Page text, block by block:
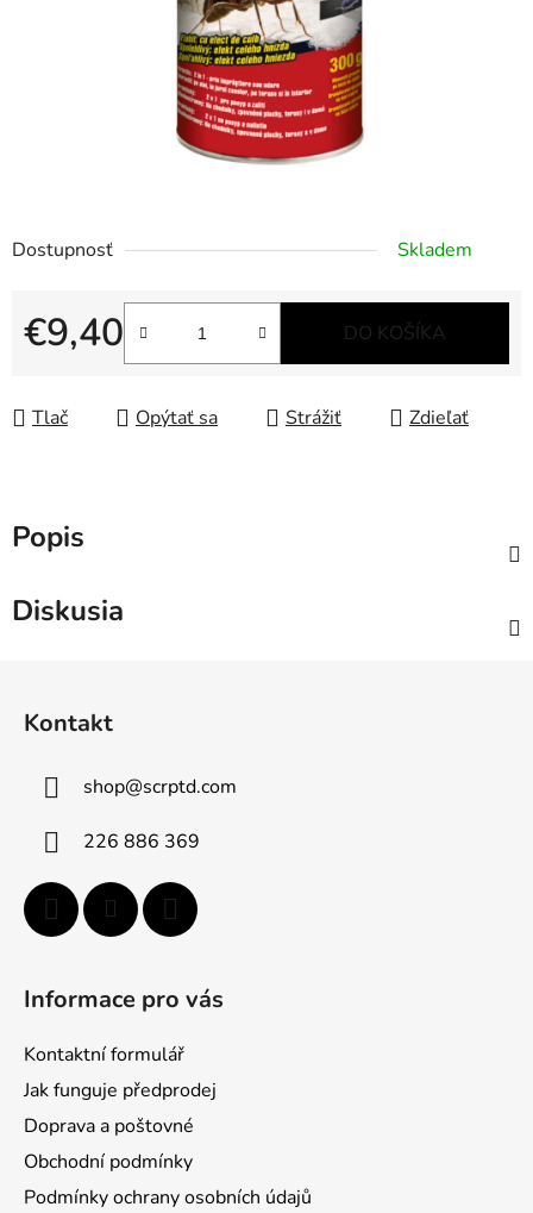
Dostupnosť Skladem
€9,40
Jednotková cena:
DO KOŠÍKA
Tlač Opýtať sa Strážiť Zdieľať
Popis
Diskusia
Kontakt
shop@scrptd.com
226 886 369
Informace pro vás
Kontaktní formulář
Jak funguje předprodej
Doprava a poštovné
Obchodní podmínky
Podmínky ochrany osobních údajů